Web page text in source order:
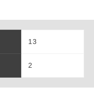
13
2